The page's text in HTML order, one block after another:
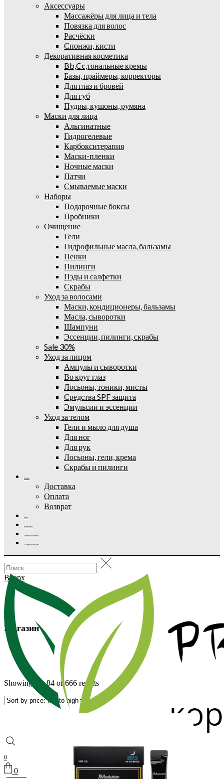
Аксессуары
Массажёры для лица и тела
Повязка для волос
Расчёски
Спонжи, кисти
Декоративная косметика
Bb,Cc,тональные кремы
Базы, праймеры, корректоры
Для глаз и бровей
Для губ
Пудры, кушоны, румяна
Маски для лица
Альгинатные
Гидрогелевые
Карбокситерапия
Маски-пленки
Ночные маски
Патчи
Смываемые маски
Наборы
Подарочные боксы
Пробники
Очищение
Гели
Гидрофильные масла, бальзамы
Пенки
Пилинги
Пэды и салфетки
Скрабы
Уход за волосами
Маски, кондиционеры, бальзамы
Масла, сыворотки
Шампуни
Эссенции, пилинги, скрабы
Sale 30%
Уход за лицом
Ампулы и сыворотки
Во круг глаз
Лосьоны, тоники, мисты
Средства SPF защита
Эмульсии и эссенции
Уход за телом
Гели и мыло для душа
Для ног
Для рук
Лосьоны, гели, крема
Скрабы и пилинги
О Нас
Доставка
Оплата
Возврат
Блог
Контакты
Личный кабинет
+7 (995) 502-42-42
0
0
Вверх
Магазин
Showing 73–84 of 666 results